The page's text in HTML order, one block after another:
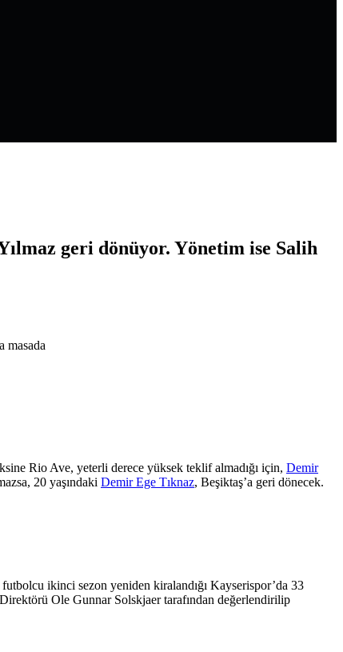
geri dönüyor. Yönetim ise Salih
Rio Ave, yeterli derece yüksek teklif almadığı için, Demir
20 yaşındaki Demir Ege Tıknaz, Beşiktaş’a geri dönecek.
ikinci sezon yeniden kiralandığı Kayserispor’da 33
Ole Gunnar Solskjaer tarafından değerlendirilip